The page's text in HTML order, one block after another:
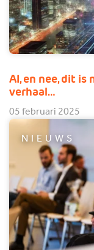
AI, en nee, dit is
verhaal…
05 februari 2025
NIEUWS